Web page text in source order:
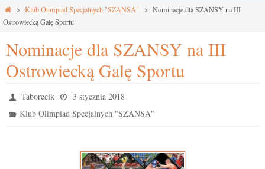
Strona
główna
Klub Olimpiad Specjalnych "SZANSA"
Nominacje dla SZANSY na III
Ostrowiecką Galę Sportu
Nominacje dla SZANSY na III
Ostrowiecką Galę Sportu
Taborecik
3 stycznia 2018
Klub Olimpiad Specjalnych "SZANSA"